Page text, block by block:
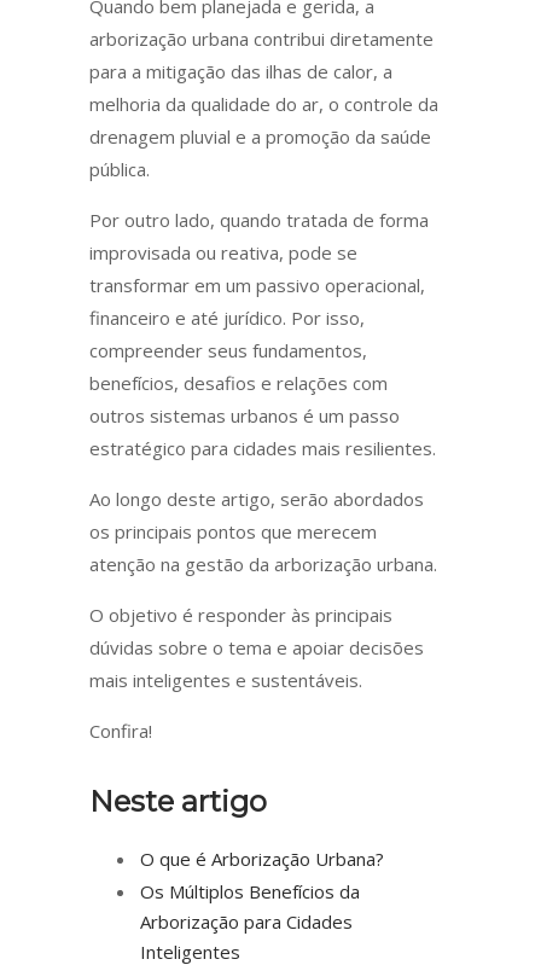
Quando bem planejada e gerida, a
arborização urbana contribui diretamente
para a mitigação das ilhas de calor, a
melhoria da qualidade do ar, o controle da
drenagem pluvial e a promoção da saúde
pública.
Por outro lado, quando tratada de forma
improvisada ou reativa, pode se
transformar em um passivo operacional,
financeiro e até jurídico. Por isso,
compreender seus fundamentos,
benefícios, desafios e relações com
outros sistemas urbanos é um passo
estratégico para cidades mais resilientes.
Ao longo deste artigo, serão abordados
os principais pontos que merecem
atenção na gestão da arborização urbana.
O objetivo é responder às principais
dúvidas sobre o tema e apoiar decisões
mais inteligentes e sustentáveis.
Confira!
Neste artigo
O que é Arborização Urbana?
Os Múltiplos Benefícios da
Arborização para Cidades
Inteligentes